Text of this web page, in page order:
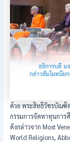
ด้วย พระสิทธิวัชรบัณฑิ
กรรมการจัดหาทุนการ
ดังกล่าวจาก Most
World Religions,